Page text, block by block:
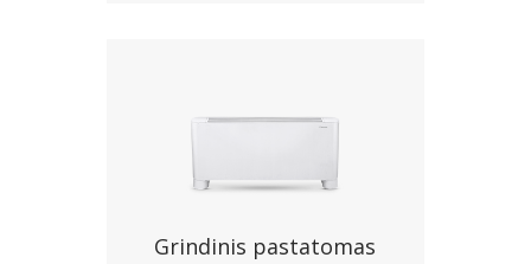
Grindinis pastatomas